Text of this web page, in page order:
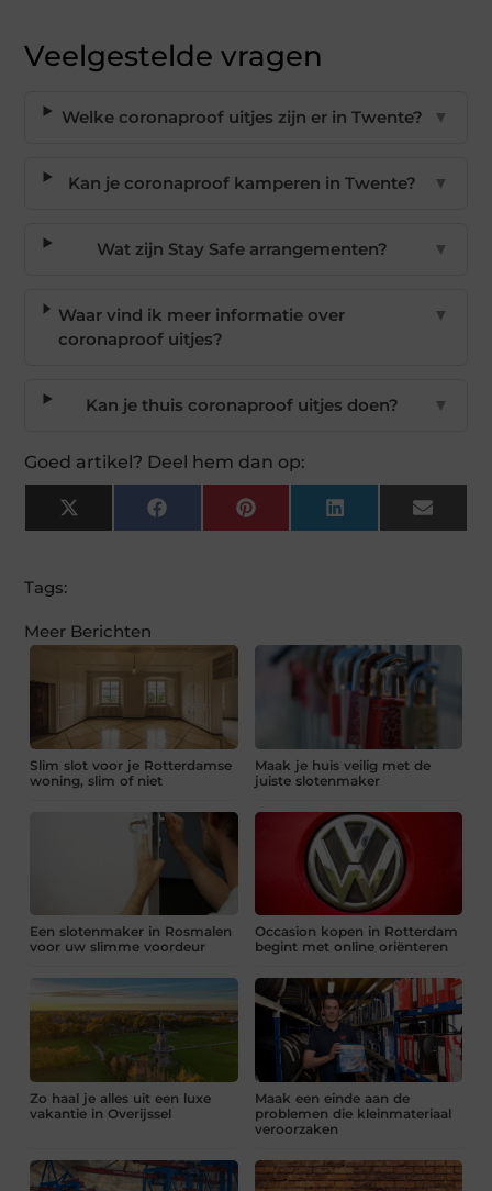
Veelgestelde vragen
Welke coronaproof uitjes zijn er in Twente? ▼
Kan je coronaproof kamperen in Twente? ▼
Wat zijn Stay Safe arrangementen? ▼
Waar vind ik meer informatie over
coronaproof uitjes?
▼
Kan je thuis coronaproof uitjes doen? ▼
Goed artikel? Deel hem dan op:
X
(Twitter)
FacebookPinterest LinkedIn Email
Tags:
Meer Berichten
Slim slot voor je Rotterdamse
woning, slim of niet
Maak je huis veilig met de
juiste slotenmaker
Een slotenmaker in Rosmalen
voor uw slimme voordeur
Occasion kopen in Rotterdam
begint met online oriënteren
Zo haal je alles uit een luxe
vakantie in Overijssel
Maak een einde aan de
problemen die kleinmateriaal
veroorzaken